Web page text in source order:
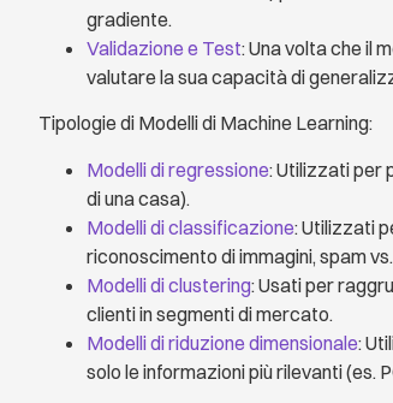
gradiente.
Validazione e Test: Una volta che il
valutare la sua capacità di
Tipologie di Modelli di Machine Learning:
Modelli di regressione: Utilizzati per
di una casa).
Modelli di classificazione: Utilizzati
riconoscimento di immagini, spam
Modelli di clustering: Usati per
clienti in segmenti di mercato.
Modelli di riduzione dimensionale:
solo le informazioni più rilevanti (es.